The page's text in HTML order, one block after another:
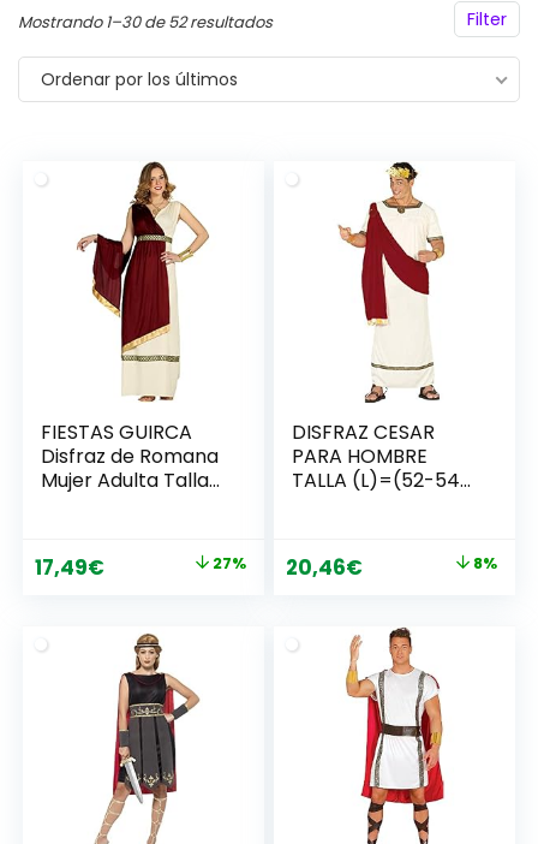
Filter
Mostrando 1–30 de 52 resultadosOrdenado
por
Ordenar por los últimos
FIESTAS GUIRCA
Disfraz de Romana
Mujer Adulta Talla
El
era:
17,49€
actual
es:
17,49€.
27%
DISFRAZ CESAR
PARA HOMBRE
TALLA (L)=(52-54),
El
original
era:
22,25€.
20,46€
actual
es:
20,46€.
8%